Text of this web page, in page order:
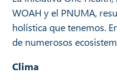
WOAH y el PNUMA,
holística que tenemos.
de numerosos
Clima